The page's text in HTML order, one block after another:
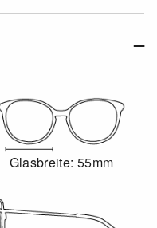
Glasbreite: 55mm